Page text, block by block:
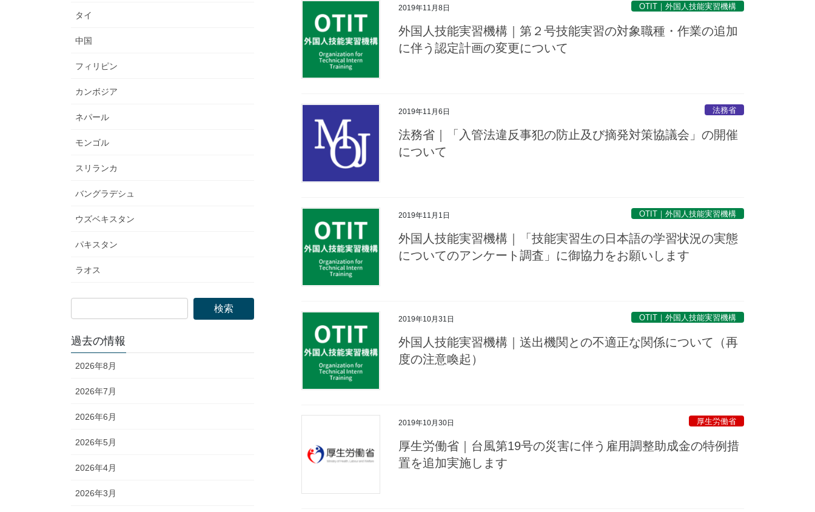
2019年11月8日 OTIT｜外国人技能実習機構
外国人技能実習機構｜第２号技能実習の対象職種・作業の追加
に伴う認定計画の変更について
2019年11月6日 法務省
法務省｜「入管法違反事犯の防止及び摘発対策協議会」の開催
について
2019年11月1日 OTIT｜外国人技能実習機構
外国人技能実習機構｜「技能実習生の日本語の学習状況の実態
についてのアンケート調査」に御協力をお願いします
2019年10月31日 OTIT｜外国人技能実習機構
外国人技能実習機構｜送出機関との不適正な関係について（再
度の注意喚起）
2019年10月30日 厚生労働省
厚生労働省｜台風第19号の災害に伴う雇用調整助成金の特例措
置を追加実施します
タイ
中国
フィリピン
カンボジア
ネパール
モンゴル
スリランカ
バングラデシュ
ウズベキスタン
パキスタン
ラオス
過去の情報
2026年8月
2026年7月
2026年6月
2026年5月
2026年4月
2026年3月